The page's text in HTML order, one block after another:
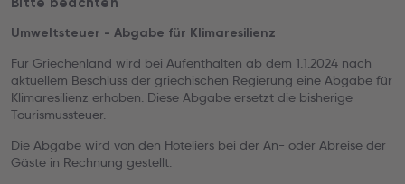
Umweltsteuer - Abgabe für Klimaresilienz
Für Griechenland wird bei Aufenthalten ab dem 1.1.2024 nach
aktuellem Beschluss der griechischen Regierung eine Abgabe für
Klimaresilienz erhoben. Diese Abgabe ersetzt die bisherige
Tourismussteuer.
Die Abgabe wird von den Hoteliers bei der An- oder Abreise der
Gäste in Rechnung gestellt.